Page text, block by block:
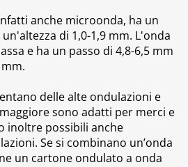
anche microonda, ha un
di 1,0-1,9 mm. L'onda
e ha un passo di 4,8-6,5 mm
delle alte ondulazioni e
sono adatti per merci e
inoltre possibili anche
Se si combinano un’onda
un cartone ondulato a onda